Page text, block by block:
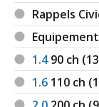
Rappels
1.490 ch
1.6 110 ch